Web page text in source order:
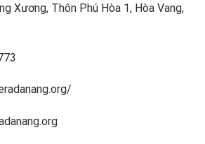
Xương, Thôn Phú Hòa 1, Hòa Vang,